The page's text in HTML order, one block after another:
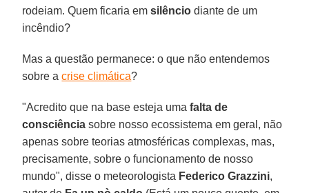
rodeiam. Quem ficaria emsilêncio diante de um
incêndio?
Mas a questão permanece: o que não entendemos
sobre acrise climática?
"Acredito que na base esteja umafalta de
consciência sobre nosso ecossistema em geral, não
apenas sobre teorias atmosféricas complexas, mas,
precisamente, sobre o funcionamento de nosso
mundo", disse o meteorologista Federico Grazzini,